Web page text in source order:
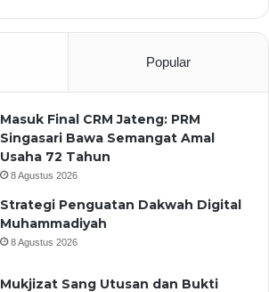
Popular
Masuk Final CRM Jateng: PRM
Singasari Bawa Semangat Amal
Usaha 72 Tahun
8 Agustus 2026
Strategi Penguatan Dakwah Digital
Muhammadiyah
8 Agustus 2026
Mukjizat Sang Utusan dan Bukti